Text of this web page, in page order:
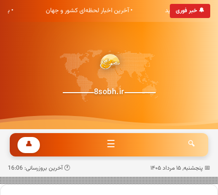
🔔 خبر فوری
هشت صبح خوش آمدید • آخرین اخبار لحظه‌ای کشور و جهان •
8sobh.ir
🔍
☰
👤
📅 پنجشنبه, ۱۵ مرداد ۱۴۰۵ 🕐 آخرین بروزرسانی: 16:06